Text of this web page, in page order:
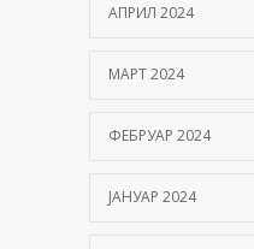
АПРИЛ 2024
МАРТ 2024
ФЕБРУАР 2024
ЈАНУАР 2024